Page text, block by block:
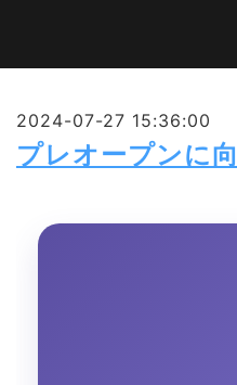
2024-07-27 15:36:00
プレオープンに